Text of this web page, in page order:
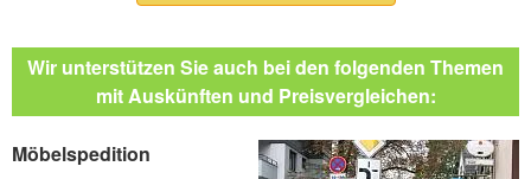
Wir unterstützen Sie auch bei den folgenden Themen
mit Auskünften und Preisvergleichen:
Möbelspedition